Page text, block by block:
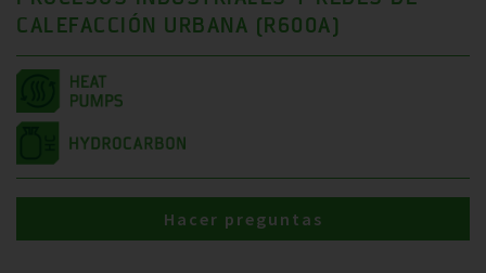
CALEFACCIÓN URBANA (R600A)
Hacer preguntas